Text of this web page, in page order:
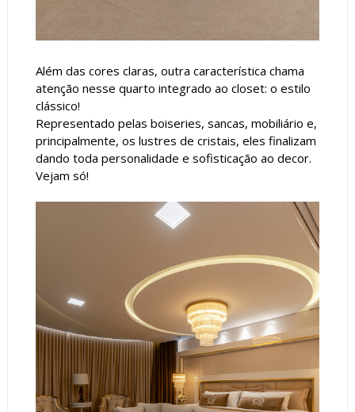
Além das cores claras, outra característica chama
atenção nesse quarto integrado ao closet: o estilo
clássico!
Representado pelas boiseries, sancas, mobiliário e,
principalmente, os lustres de cristais, eles finalizam
dando toda personalidade e sofisticação ao decor.
Vejam só!